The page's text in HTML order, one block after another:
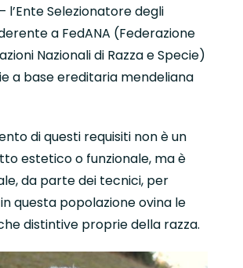
l’Ente Selezionatore degli
a FedANA (Federazione
Nazionali di Razza e Specie)
a base ereditaria mendeliana
di questi requisiti non è un
estetico o funzionale, ma è
da parte dei tecnici, per
questa popolazione ovina le
distintive proprie della razza.